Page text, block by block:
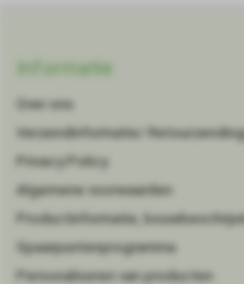
Informatie
Over ons
Verzendinformatie/
Privacy Policy
Algemene voorwaarden
Productinformatie,
Spaarpuntenprogramma
Personaliseren van producten